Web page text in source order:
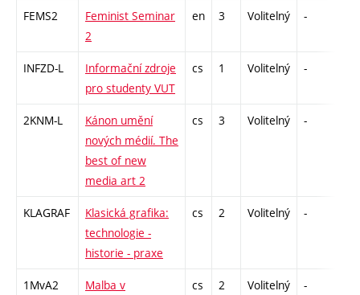
FEMS2
Feminist Seminar
2
en 3 Volitelný -
INFZD-L
Informační zdroje
pro studenty VUT
cs 1 Volitelný -
2KNM-L
Kánon umění
nových médií. The
best of new
media art 2
cs 3 Volitelný -
KLAGRAF
Klasická grafika:
technologie -
historie - praxe
cs 2 Volitelný -
1MvA2
Malba v
cs 2 Volitelný -